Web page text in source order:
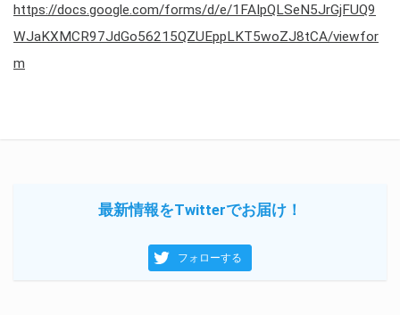
https://docs.google.com/forms/d/e/1FAIpQLSeN5JrGjFUQ9
WJaKXMCR97JdGo56215QZUEppLKT5woZJ8tCA/viewfor
m
最新情報をTwitterでお届け！
フォローする